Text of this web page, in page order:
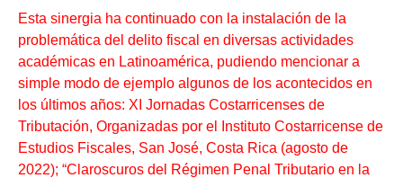
Esta sinergia ha continuado con la instalación de la
problemática del delito fiscal en diversas actividades
académicas en Latinoamérica, pudiendo mencionar a
simple modo de ejemplo algunos de los acontecidos en
los últimos años: XI Jornadas Costarricenses de
Tributación, Organizadas por el Instituto Costarricense de
Estudios Fiscales, San José, Costa Rica (agosto de
2022); “Claroscuros del Régimen Penal Tributario en la